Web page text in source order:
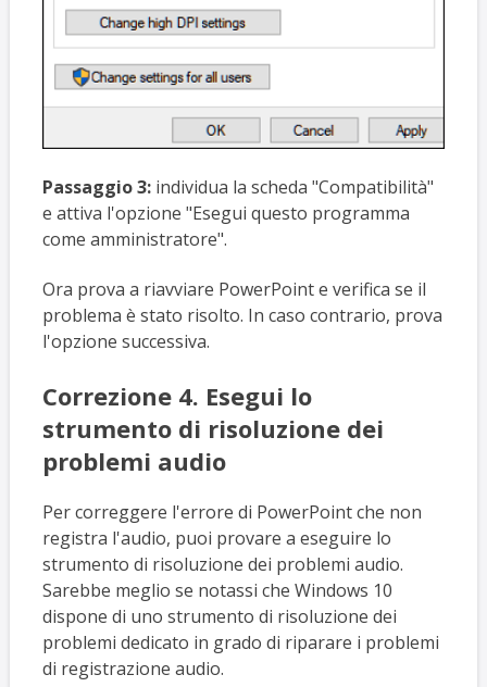
Passaggio 3:individua la scheda "Compatibilità"
e attiva l'opzione "Esegui questo programma
come amministratore".
Ora prova a riavviare PowerPoint e verifica se il
problema è stato risolto. In caso contrario, prova
l'opzione successiva.
Correzione 4. Esegui lo
strumento di risoluzione dei
problemi audio
Per correggere l'errore di PowerPoint che non
registra l'audio, puoi provare a eseguire lo
strumento di risoluzione dei problemi audio.
Sarebbe meglio se notassi che Windows 10
dispone di uno strumento di risoluzione dei
problemi dedicato in grado di riparare i problemi
di registrazione audio.